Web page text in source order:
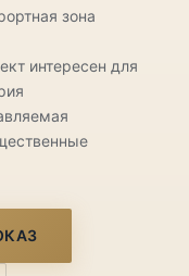
зона
интересен для